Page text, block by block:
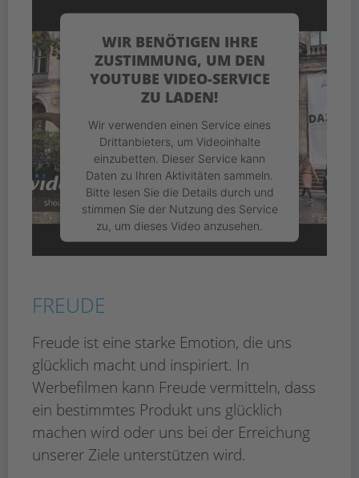
WIR BENÖTIGEN IHRE
ZUSTIMMUNG, UM DEN
YOUTUBE VIDEO-SERVICE
ZU LADEN!
Wir verwenden einen Service eines
Drittanbieters, um Videoinhalte
einzubetten. Dieser Service kann
Daten zu Ihren Aktivitäten sammeln.
Bitte lesen Sie die Details durch und
stimmen Sie der Nutzung des Service
zu, um dieses Video anzusehen.
powered byUsercentrics Consent
eRecht24
FREUDE
Freude ist eine starke Emotion, die uns
glücklich macht und inspiriert. In
Werbefilmen kann Freude vermitteln, dass
ein bestimmtes Produkt uns glücklich
machen wird oder uns bei der Erreichung
unserer Ziele unterstützen wird.